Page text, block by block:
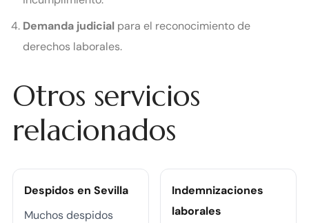
Demanda judicial para el reconocimiento de
derechos laborales.
Otros servicios
relacionados
Despidos en Sevilla
Muchos despidos
Indemnizaciones
laborales